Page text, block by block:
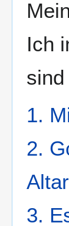
Ich
sind
1.
2.
3.